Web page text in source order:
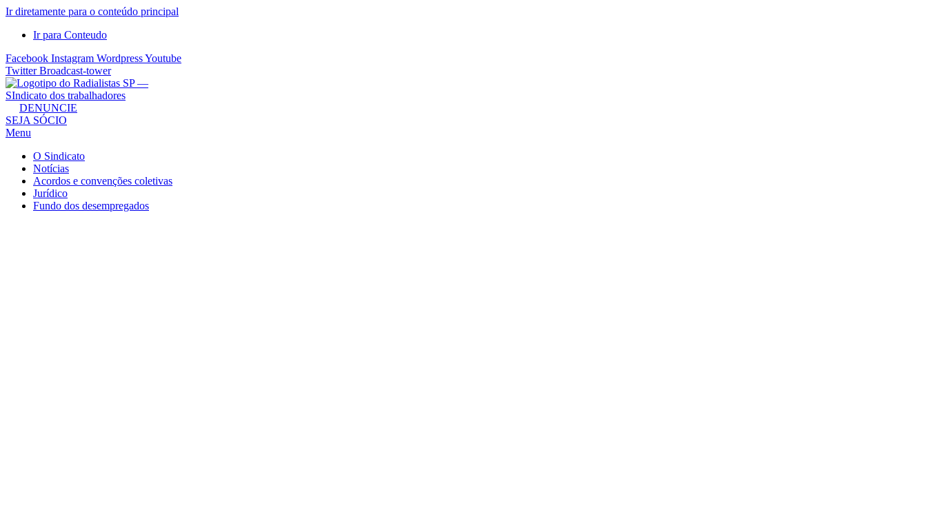
Ir diretamente para o conteúdo principal
Ir para Conteudo
Facebook Instagram WordpressYoutube
Twitter Broadcast-tower
Sindicato
dos
Radialistas
São
Paulo
Sindicato
DENUNCIE
SEJA SÓCIO
Menu
O Sindicato
Notícias
Acordos e convenções coletivas
Jurídico
Fundo dos desempregados